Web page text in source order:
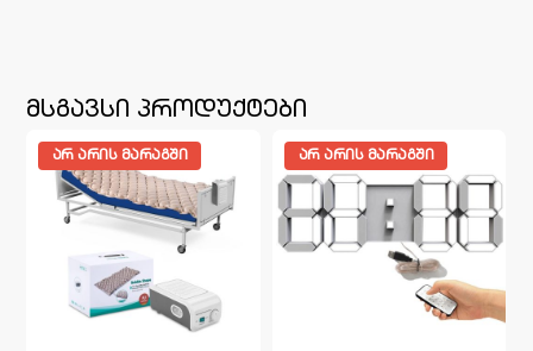
მსგავსი პროდუქტები
ᲐᲠ ᲐᲠᲘᲡ ᲛᲐᲠᲐᲒᲨᲘ ᲐᲠ ᲐᲠᲘᲡ ᲛᲐᲠᲐᲒᲨᲘ